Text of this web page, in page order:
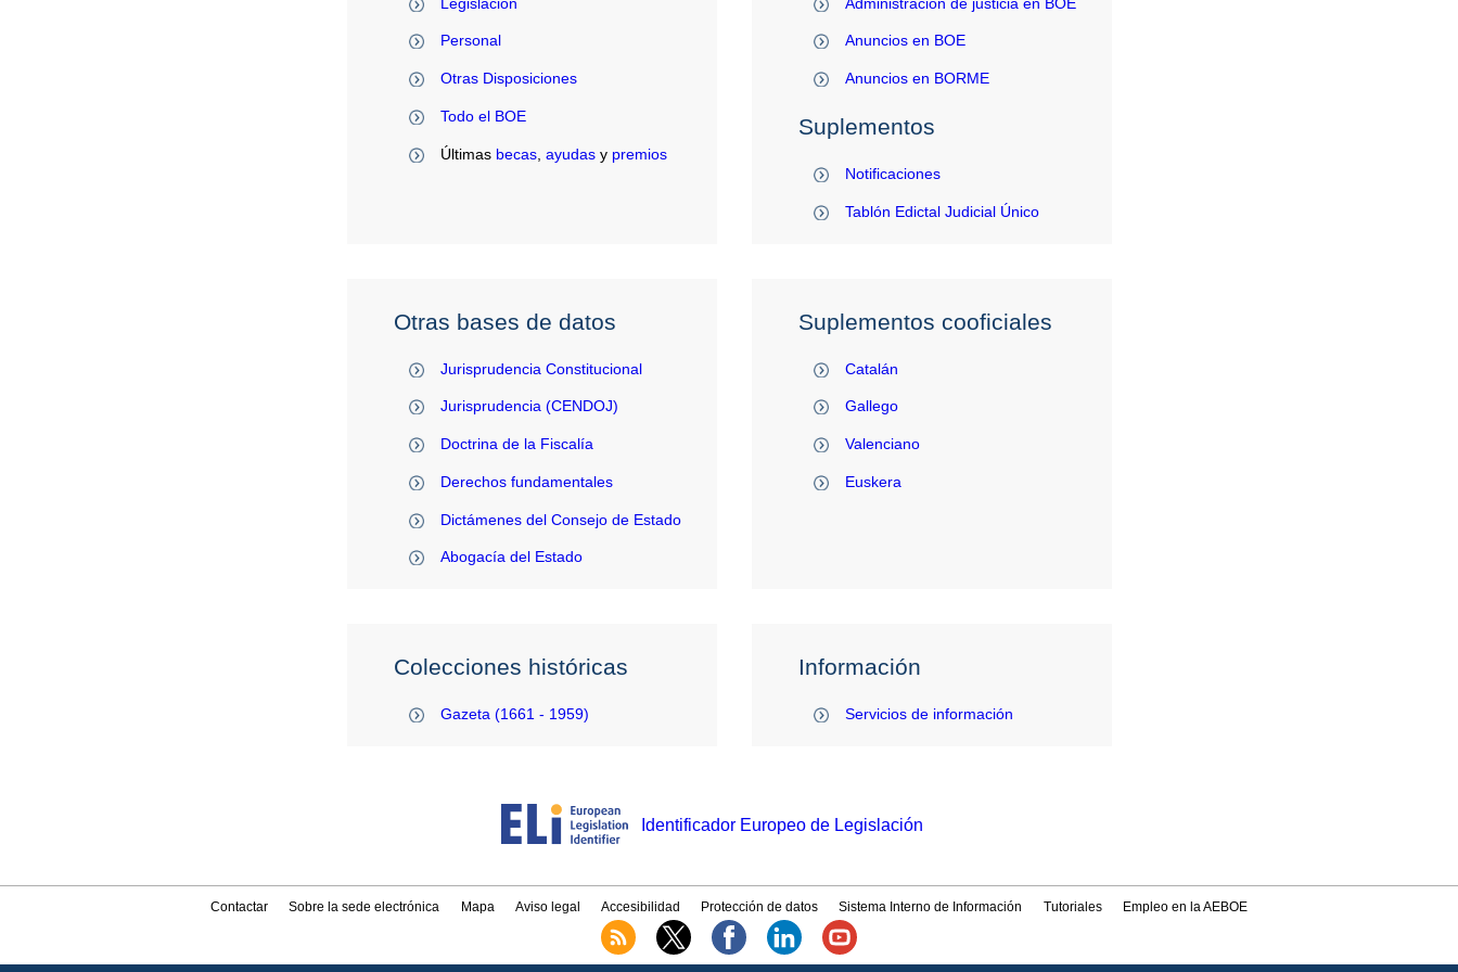
Personal
Otras Disposiciones
Todo el BOE
Últimas becas, ayudasy premios
Anuncios en BOE
Anuncios en BORME
Suplementos
Notificaciones
Tablón Edictal Judicial Único
Otras bases de datos
Jurisprudencia Constitucional
Jurisprudencia (CENDOJ)
Doctrina de la Fiscalía
Derechos fundamentales
Dictámenes del Consejo de Estado
Abogacía del Estado
Suplementos cooficiales
Catalán
Gallego
Valenciano
Euskera
Colecciones históricas
Gazeta (1661 - 1959)
Información
Servicios de información
Identificador Europeo de Legislación
Contactar Sobre la sede electrónica Mapa Aviso legal Accesibilidad Protección de datos Sistema Interno de Información Tutoriales Empleo en la AEBOE